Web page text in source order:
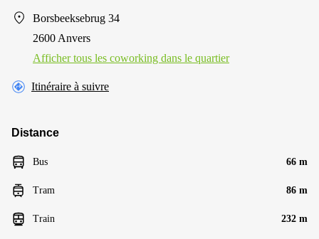
Borsbeeksebrug 34
2600 Anvers
Afficher tous les сoworking dans le quartier
Itinéraire à suivre
Distance
Bus 66 m
Tram 86 m
Train 232 m